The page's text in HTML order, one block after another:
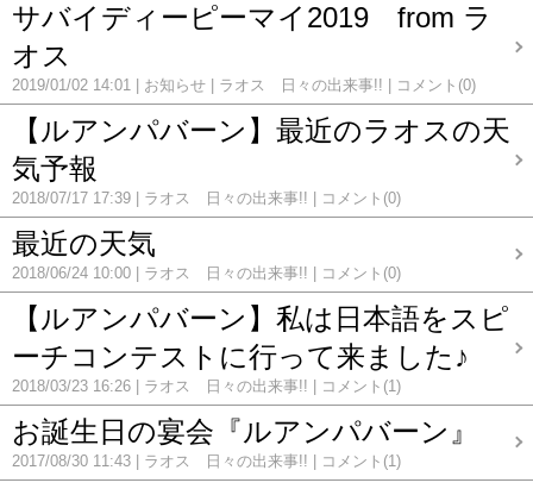
サバイディーピーマイ2019 from ラ
オス
2019/01/02 14:01 お知らせ ラオス 日々の出来事!! コメント(0)
【ルアンパバーン】最近のラオスの天
気予報
2018/07/17 17:39 ラオス 日々の出来事!! コメント(0)
最近の天気
2018/06/24 10:00 ラオス 日々の出来事!! コメント(0)
【ルアンパバーン】私は日本語をスピ
ーチコンテストに行って来ました♪
2018/03/23 16:26 ラオス 日々の出来事!! コメント(1)
お誕生日の宴会『ルアンパバーン』
2017/08/30 11:43 ラオス 日々の出来事!! コメント(1)